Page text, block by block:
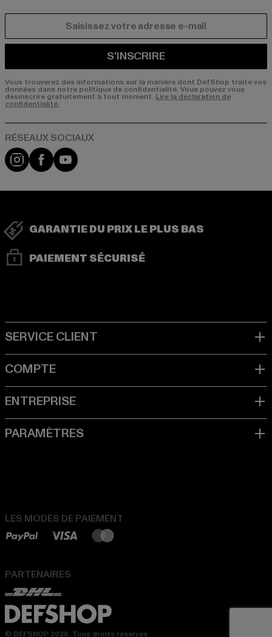
S'INSCRIRE
Vous trouverez des informations sur la manière dont DefShop traite vos
données dans notre politique de confidentialité. Vous pouvez vous
désinscrire gratuitement à tout moment. Lire la déclaration de
confidentialité.
Visit our Instagram page:
Visit our Facebook page:
Visit our YouTube channel:
GARANTIE DU PRIX LE PLUS BAS
PAIEMENT SÉCURISÉ
LES MODES DE PAIEMENT
PARTENAIRES
© DEFSHOP 2026. Tous droits réservés